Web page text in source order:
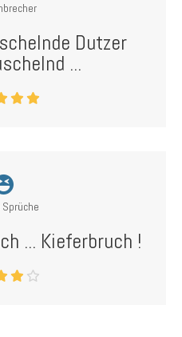
Dutzer
...
... Kieferbruch !